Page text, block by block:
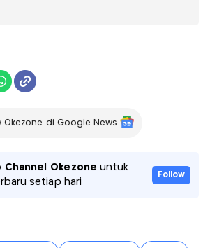
Okezone di Google News
Channel Okezone untuk
setiap hari
Follow